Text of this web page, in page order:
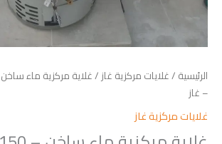
الرئيسية /غلايات مركزية غاز
– غاز
غلايات مركزية غاز